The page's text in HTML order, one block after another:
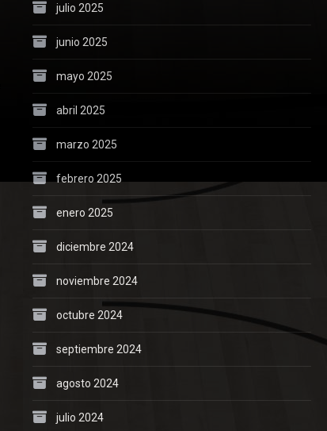
julio 2025
junio 2025
mayo 2025
abril 2025
marzo 2025
febrero 2025
enero 2025
diciembre 2024
noviembre 2024
octubre 2024
septiembre 2024
agosto 2024
julio 2024